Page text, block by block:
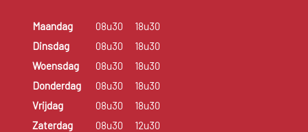
Maandag 08u30
18u30
Dinsdag
08u30
18u30
Woensdag
08u30
18u30
Donderdag
08u30
18u30
Vrijdag
08u30
18u30
Zaterdag
08u30
12u30